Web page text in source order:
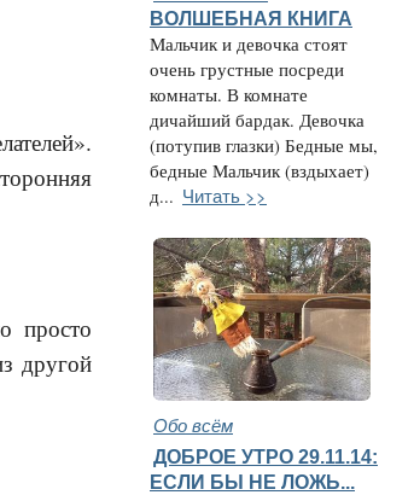
просто
другой
ВОЛШЕБНАЯ КНИГА
Мальчик и девочка стоят
очень грустные посреди
комнаты. В комнате
дичайший бардак. Девочка
(потупив глазки) Бедные мы,
бедные Мальчик (вздыхает)
д... Читать >>
Обо всём
ДОБРОЕ УТРО 29.11.14:
ЕСЛИ БЫ НЕ ЛОЖЬ...